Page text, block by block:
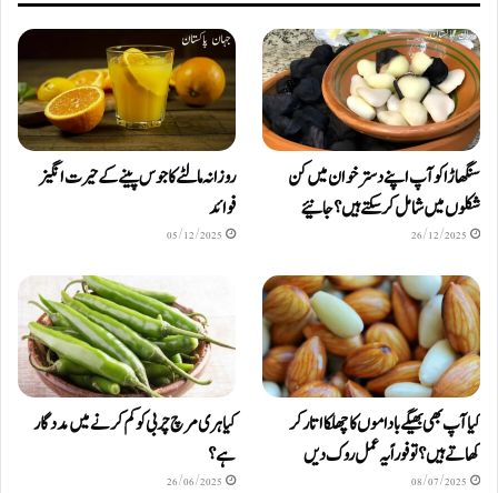
سنگھاڑا کو آپ اپنے دستر خوان میں کن
شکلوں میں شامل کرسکتے ہیں ؟ جانیئے
26/12/2025
روزانہ مالٹے کا جوس پینے کے حیرت انگیز
فوائد
05/12/2025
کیا آپ بھی بھیگے باداموں کا چھلکا اتار کر
کھاتے ہیں؟ تو فوراً یہ عمل روک دیں
08/07/2025
کیا ہری مرچ چربی کو کم کرنے میں مددگار
ہے؟
26/06/2025